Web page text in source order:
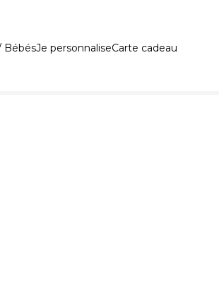
BébésJe personnaliseCarte cadeau